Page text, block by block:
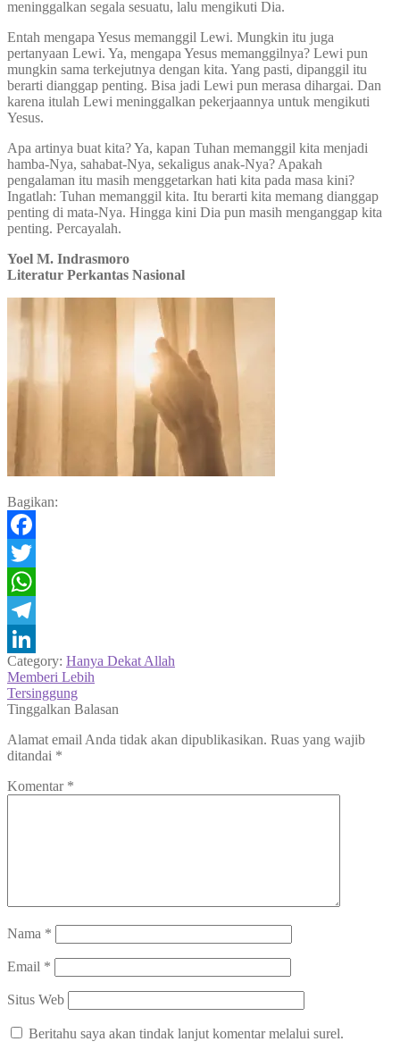
meninggalkan segala sesuatu, lalu mengikuti Dia.
Entah mengapa Yesus memanggil Lewi. Mungkin itu juga
pertanyaan Lewi. Ya, mengapa Yesus memanggilnya? Lewi pun
mungkin sama terkejutnya dengan kita. Yang pasti, dipanggil itu
berarti dianggap penting. Bisa jadi Lewi pun merasa dihargai. Dan
karena itulah Lewi meninggalkan pekerjaannya untuk mengikuti
Yesus.
Apa artinya buat kita? Ya, kapan Tuhan memanggil kita menjadi
hamba-Nya, sahabat-Nya, sekaligus anak-Nya? Apakah
pengalaman itu masih menggetarkan hati kita pada masa kini?
Ingatlah: Tuhan memanggil kita. Itu berarti kita memang dianggap
penting di mata-Nya. Hingga kini Dia pun masih menganggap kita
penting. Percayalah.
Yoel M. Indrasmoro
Literatur Perkantas Nasional
Bagikan:
Facebook
Twitter
WhatsApp
Telegram
LinkedIn
Category: Hanya Dekat Allah
Navigasi
pos
Previous
post:
Memberi Lebih
Next
post:
Tersinggung
Tinggalkan Balasan
Alamat email Anda tidak akan dipublikasikan. Ruas yang wajib
ditandai *
Komentar *
Nama *
Email *
Situs Web
Beritahu saya akan tindak lanjut komentar melalui surel.